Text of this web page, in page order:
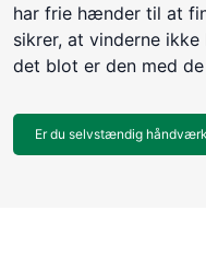
har frie hænder til at
sikrer, at vinderne
det blot er den med
Er du selvstændig